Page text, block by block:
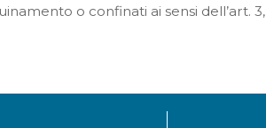
o confinati ai sensi dell’art. 3,